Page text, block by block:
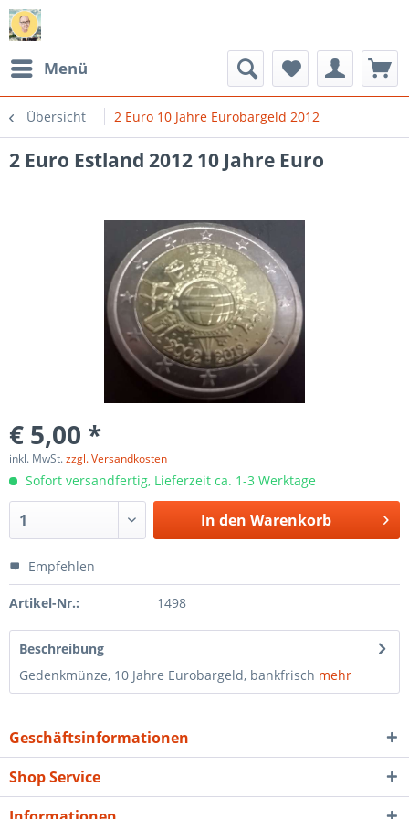
Menü
Übersicht 2 Euro 10 Jahre Eurobargeld 2012
2 Euro Estland 2012 10 Jahre Euro
€ 5,00 *
inkl. MwSt.zzgl. Versandkosten
Sofort versandfertig, Lieferzeit ca. 1-3 Werktage
In den Warenkorb
Empfehlen
Artikel-Nr.: 1498
Beschreibung
Gedenkmünze, 10 Jahre Eurobargeld, bankfrisch mehr
Geschäftsinformationen
Shop Service